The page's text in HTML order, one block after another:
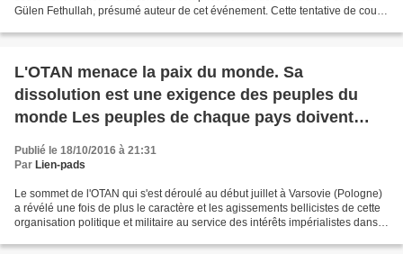
Gülen Fethullah, présumé auteur de cet événement. Cette tentative de coup
L'OTAN menace la paix du monde. Sa
dissolution est une exigence des peuples du
monde Les peuples de chaque pays doivent
refus de collaborer avec cette organisation
agressive au service de l'impérialisme !
Publié le 18/10/2016 à 21:31
Par Lien-pads
Le sommet de l'OTAN qui s'est déroulé au début juillet à Varsovie (Pologne)
a révélé une fois de plus le caractère et les agissements bellicistes de cette
organisation politique et militaire au service des intérêts impérialistes dans